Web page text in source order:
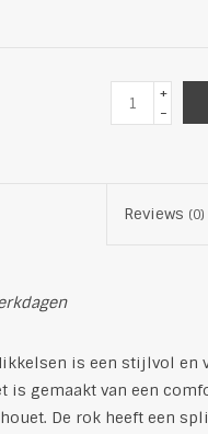
+
-
Reviews (0)
is een stijlvol
is gemaakt van een
De rok heeft een